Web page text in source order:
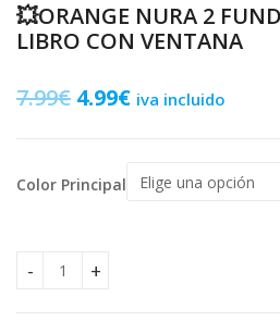
💥ORANGE NURA 2
LIBRO CON VENTANA
7.99€ El
era:
4.99€El
es:
iva incluido
Color Principal
💥ORANGE NURA 2 FUNDA DE